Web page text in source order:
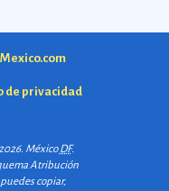
de privacidad
MéxicoDF.
Atribución
puedes copiar,